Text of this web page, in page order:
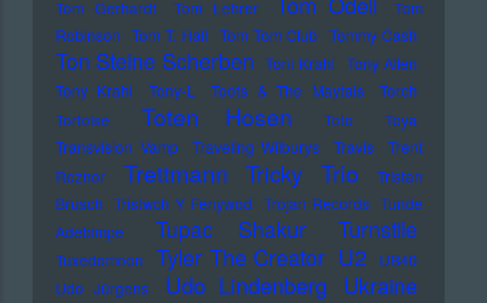
Tom Gerhardt Tom Lehrer
Tom
Robinson Tom T. Hall Tom Tom Club Tommy Cash
Ton Steine Scherben Toni Krahl Tony Allen
Tony Krahl
Tony-L Toots & The Maytals
Torch
Tortoise
Toten Hosen Toto
Toya
Transvision Vamp
Traveling Wilburys Travis
Trent
Reznor
Trettmann Tricky Trio
Tristan
Brusch Tristwch Y Fenywod Trojan Records Tunde
Adebimpe
Tupac Shakur Turnstile
Tuxedomoon Tyler The Creator U2
UB40
Udo Jürgens
Udo Lindenberg Ukraine